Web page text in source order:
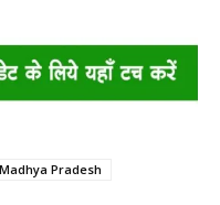
Madhya Pradesh